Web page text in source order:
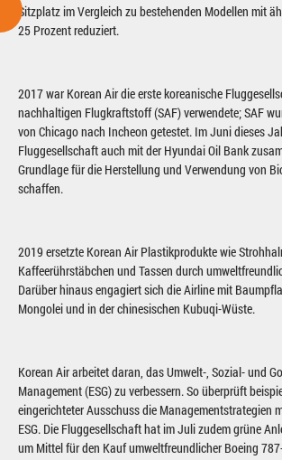
Sitzplatz im Vergleich zu bestehenden Modellen mit
25 Prozent reduziert.
2017 war Korean Air die erste koreanische
nachhaltigen Flugkraftstoff (SAF) verwendete; SAF
von Chicago nach Incheon getestet. Im Juni dieses
Fluggesellschaft auch mit der Hyundai Oil Bank
Grundlage für die Herstellung und Verwendung von
schaffen.
2019 ersetzte Korean Air Plastikprodukte wie
Kaffeerührstäbchen und Tassen durch
Darüber hinaus engagiert sich die Airline mit
Mongolei und in der chinesischen Kubuqi-Wüste.
Korean Air arbeitet daran, das Umwelt-, Sozial- und
Management (ESG) zu verbessern. So überprüft
eingerichteter Ausschuss die Managementstrategien
ESG. Die Fluggesellschaft hat im Juli zudem grüne
um Mittel für den Kauf umweltfreundlicher Boeing